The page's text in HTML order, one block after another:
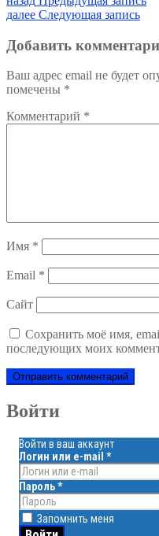
по
записям
запись:
далее Следующая
Следующая запись
Добавить
Ваш адрес email не будет
помечены *
Комментарий *
Имя *
Email *
Сайт
Сохранить моё имя,
последующих моих
Войти
Войти в ваш аккаунт
Логин или e-mail *
Пароль*
Запомнить меня